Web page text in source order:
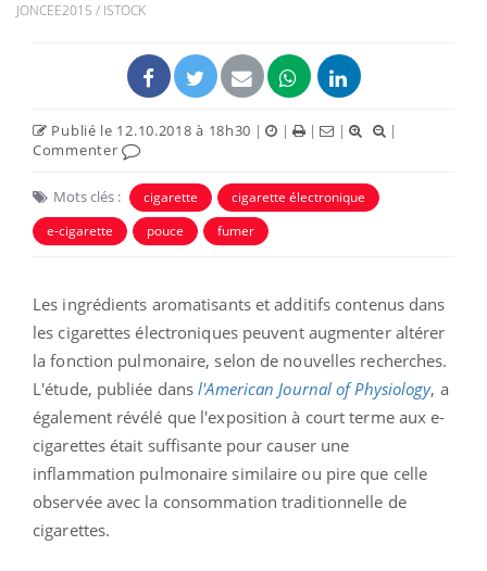
JONCEE2015 / ISTOCK
Publié le 12.10.2018 à 18h30 | | | |
|
Commenter
Mots clés : cigarette
cigarette électronique
e-cigarette
pouce fumer
Les ingrédients aromatisants et additifs contenus dans
les cigarettes électroniques peuvent augmenter altérer
la fonction pulmonaire, selon de nouvelles recherches.
L'étude, publiée dansl'American Journal of Physiology, a
également révélé que l'exposition à court terme aux e-
cigarettes était suffisante pour causer une
inflammation pulmonaire similaire ou pire que celle
observée avec la consommation traditionnelle de
cigarettes.